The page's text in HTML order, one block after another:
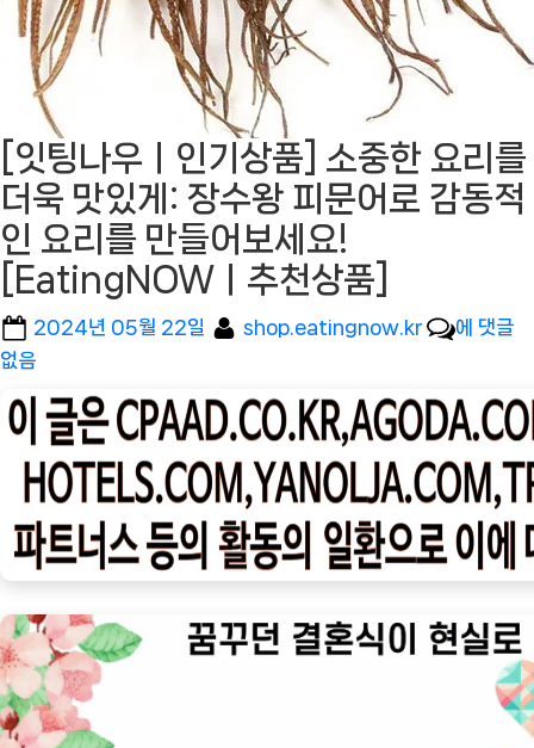
[잇팅나우ㅣ인기상품] 소중한 요리를
더욱 맛있게: 장수왕 피문어로 감동적
인 요리를 만들어보세요!
[EatingNOWㅣ추천상품]
Posted
on
2024년 05월 22일 By
shop.eatingnow.kr
[잇
우
ㅣ
인
기
상
소
중
에 댓글
없음